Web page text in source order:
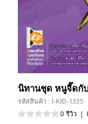
นิทานชุด หนูจี๊ดกั
รหัสสินค้า : I-KID-1335
0 รีวิว |